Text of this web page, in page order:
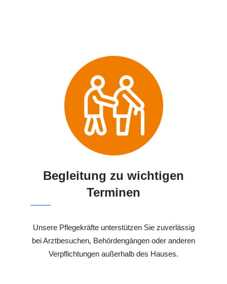
Begleitung zu wichtigen
Terminen
Unsere Pflegekräfte unterstützen Sie zuverlässig
bei Arztbesuchen, Behördengängen oder anderen
Verpflichtungen außerhalb des Hauses.